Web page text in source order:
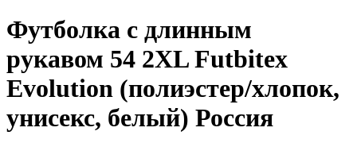
Футболка с длинным
рукавом 54 2XL Futbitex
Evolution (полиэстер/хлопок,
унисекс, белый) Россия